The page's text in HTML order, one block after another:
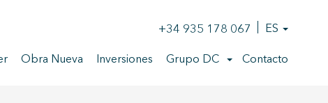
+34 935 178 067 ES
Obra Nueva Inversiones Grupo DC Contacto